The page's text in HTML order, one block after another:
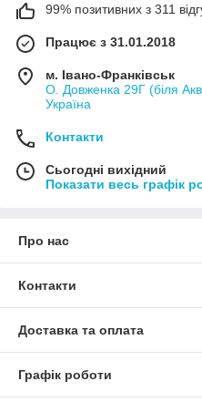
99% позитивних з 311
Працює з 31.01.2018
м. Івано-Франківськ
О. Довженка 29Г (біля
Україна
Контакти
Сьогодні вихідний
Показати весь графік
Про нас
Контакти
Доставка та оплата
Графік роботи